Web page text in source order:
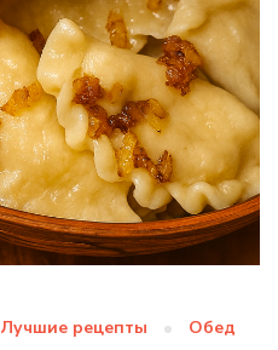
Лучшие рецепты Обед